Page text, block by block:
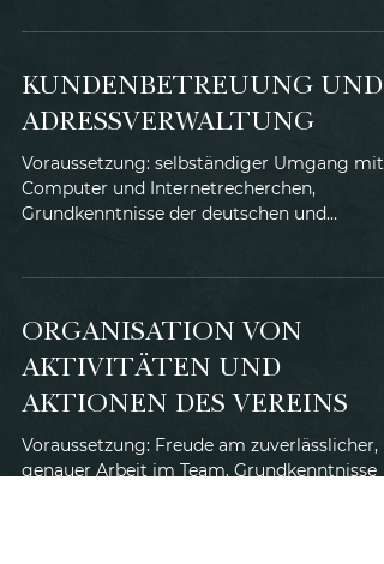
KUNDENBETREUUNG UND
ADRESSVERWALTUNG
Voraussetzung: selbständiger Umgang mit
Computer und Internetrecherchen,
Grundkenntnisse der deutschen und
ORGANISATION VON
AKTIVITÄTEN UND
AKTIONEN DES VEREINS
Voraussetzung: Freude am zuverlässlicher,
genauer Arbeit im Team. Grundkenntnisse